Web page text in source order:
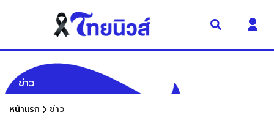
ข่าว
หน้าแรก ข่าว